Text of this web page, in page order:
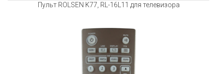
Пульт ROLSEN K77, RL-16L11 для телевизора